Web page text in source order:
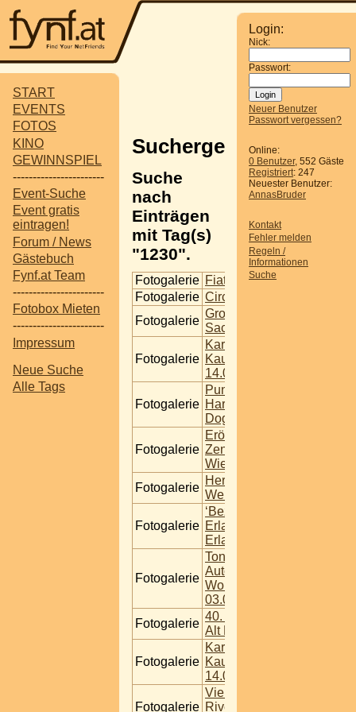
START
EVENTS
FOTOS
KINO
GEWINNSPIEL
-----------------------
Event-Suche
Event gratis
eintragen!
Forum / News
Gästebuch
Fynf.at Team
-----------------------
Fotobox Mieten
-----------------------
Impressum
Neue Suche
Alle Tags
Login:
Nick:
Passwort:
Neuer Benutzer
Passwort vergessen?
Online:
0 Benutzer, 552 Gäste
Registriert: 247
Neuester Benutzer:
AnnasBruder
Kontakt
Fehler melden
Regeln /
Informationen
Suche
Suchergebnisse
Suche
nach
Einträgen
mit Tag(s)
"1230".
Fotogalerie Fiat Sedici 16 Allrad
Fotogalerie Circus Frankello
Fotogalerie
Grosskopferte und
Sacklpicka 2
Fotogalerie
Karaokefest Im
Kaufpark Alt Erlaa |
14.010.2016
Fotogalerie
Punschen mit den
Harley TwinCam
Dogs
Fotogalerie
Eröffnung Audi
Zentrum Porsche
Wien Liesing
Fotogalerie
Hertz
Weihnachtsfeier
Fotogalerie
‘Bezirksfest - Alt
Erlaa , Kaufpark Alt
Erlaa’ 19.08.2016
Fotogalerie
Toni Polster
Autogammstunde -
Wohnpark Alt Erla |
03.09.2016
Fotogalerie
40. Jahre Wohnpark
Alt Erla | 09.09.2016
Fotogalerie
Karaokefest Im
Kaufpark Alt Erlaa |
14.010.2016
Fotogalerie
Vienna Autoshow im
River Side ,Liesing